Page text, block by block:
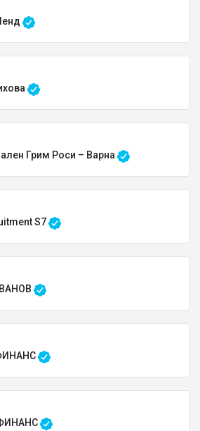
Грим Роси – Варна
S7